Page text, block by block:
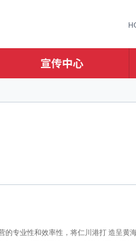
专业性和效率性，将仁川港打 造呈黄